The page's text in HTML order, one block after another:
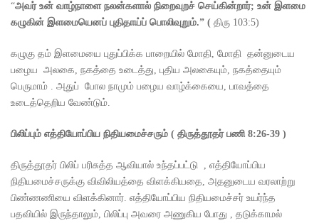
“அவர் உன் வாழ்நாளை நலன்களால் நிறைவுறச் செய்கின்றார்; உன் இளமை
கழுகின் இளமையெனப் புதிதாய்ப் பொலிவுறும்.” ( திரு 103:5)
கழுகு தம் இளமையை புதுப்பிக்க பாறையில் மோதி, மோதி தன்னுடைய
பழைய அலகை, நகத்தை உடைத்து, புதிய அலகையும், நகத்தையும்
பெருமாம் . அதுப் போல நாமும் பழைய வாழ்க்கையை, பாவத்தை
உடைத்தெறிய வேண்டும்.
பிலிப்பும் எத்தியோப்பிய நிதியமைச்சரும் ( திருத்தூதர் பணி 8:26-39 )
திருத்தூதர் பிலிப் பரிசுத்த ஆவியால் உந்தப்பட்டு , எத்தியோப்பிய
நிதியமைச்சருக்கு விவிலியத்தை விளக்கியதை, அதனுடைய வரலாற்று
பிண்ணணியை விளக்கினார். எத்தியோப்பிய நிதியமைச்சர் உயர்ந்த
பதவியில் இருந்தாலும், பிலிப்பு அவரை அணுகிய போது , தடுக்காமல்